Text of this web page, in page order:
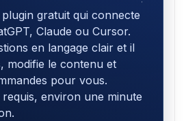
gratuit qui connecte
Claude ou Cursor.
en langage clair et il
modifie le contenu et
pour vous.
environ une minute